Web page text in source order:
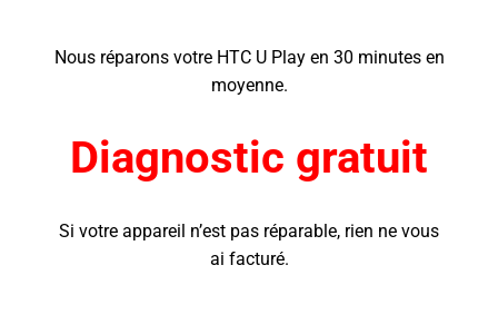
Nous réparons votre HTC U Play en 30 minutes en
moyenne.
Diagnostic gratuit
Si votre appareil n’est pas réparable, rien ne vous
ai facturé.